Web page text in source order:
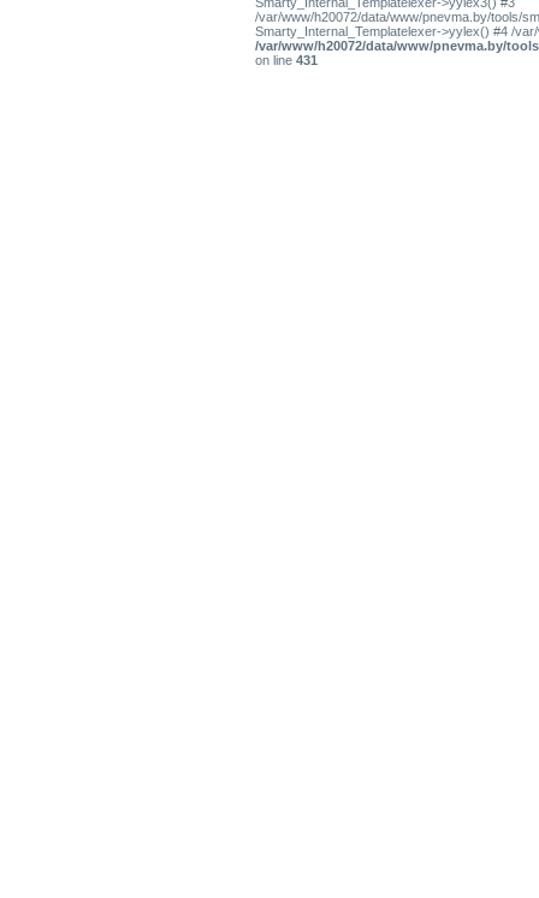
/var/www/h20072/data/www/pnevma.by/tools/
Smarty_Internal_Templatelexer->yylex() #4 /
/var/www/h20072/data/www/pnevma.by/
on line 431